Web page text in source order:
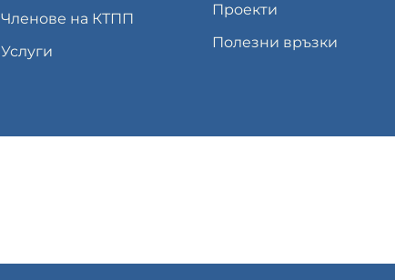
Членове на КТПП
Услуги
Проекти
Полезни връзки